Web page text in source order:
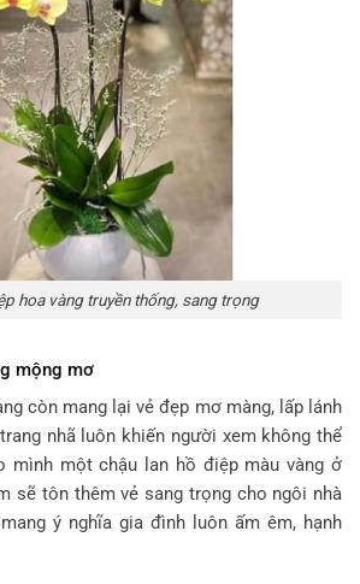
hoa vàng truyền thống, sang trọng
mộng mơ
còn mang lại vẻ đẹp mơ màng, lấp lánh
nhã luôn khiến người xem không thể
mình một chậu lan hồ điệp màu vàng ở
sẽ tôn thêm vẻ sang trọng cho ngôi nhà
ý nghĩa gia đình luôn ấm êm, hạnh